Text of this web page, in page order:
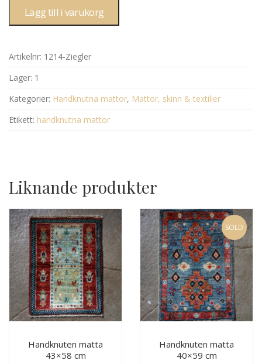
Lägg till i varukorg
Artikelnr: 1214-Ziegler
Lager: 1
Kategorier: Handknutna mattor, Mattor, skinn & textilier
Etikett: handknutna mattor
Liknande produkter
Handknuten matta
43×58 cm
SOLD
Handknuten matta
40×59 cm